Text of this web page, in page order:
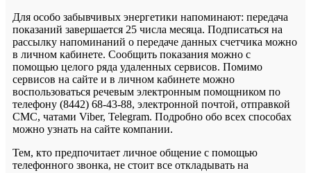
Для особо забывчивых энергетики напоминают: передача
показаний завершается 25 числа месяца. Подписаться на
рассылку напоминаний о передаче данных счетчика можно
в личном кабинете. Сообщить показания можно с
помощью целого ряда удаленных сервисов. Помимо
сервисов на сайте и в личном кабинете можно
воспользоваться речевым электронным помощником по
телефону (8442) 68-43-88, электронной почтой, отправкой
СМС, чатами Viber, Telegram. Подробно обо всех способах
можно узнать на сайте компании.
Тем, кто предпочитает личное общение с помощью
телефонного звонка, не стоит все откладывать на